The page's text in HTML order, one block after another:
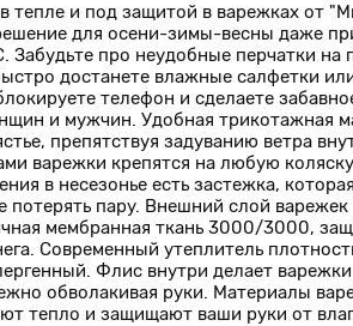
тепле и под защитой в варежках от
для осени-зимы-весны даже
Забудьте про неудобные перчатки на
достанете влажные салфетки
телефон и сделаете
и мужчин. Удобная трикотажная
препятствуя задуванию ветра
варежки крепятся на любую
в несезонье есть застежка, которая
потерять пару. Внешний слой
мембранная ткань 3000/3000,
Современный утеплитель
Флис внутри делает
обволакивая руки. Материалы
тепло и защищают ваши руки от